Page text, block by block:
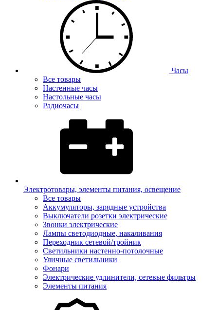
Часы
Все товары
Настенные часы
Настольные часы
Радиочасы
Электротовары, элементы питания, освещение
Все товары
Аккумуляторы, зарядные устройства
Выключатели розетки электрические
Звонки электрические
Лампы светодиодные, накаливания
Переходник сетевой/тройник
Светильники настенно-потолочные
Уличные светильники
Фонари
Электрические удлинители, сетевые фильтры
Элементы питания